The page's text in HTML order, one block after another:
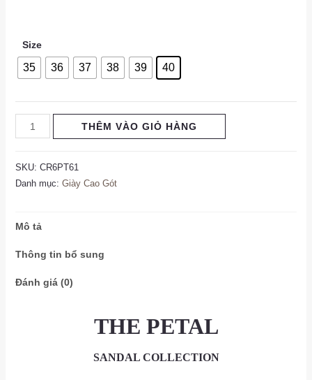
Size
35 36 37 38 39 40
THÊM VÀO GIỎ HÀNG
SKU: CR6PT61
Danh mục: Giày Cao Gót
Mô tả
Thông tin bổ sung
Đánh giá (0)
THE PETAL
SANDAL COLLECTION